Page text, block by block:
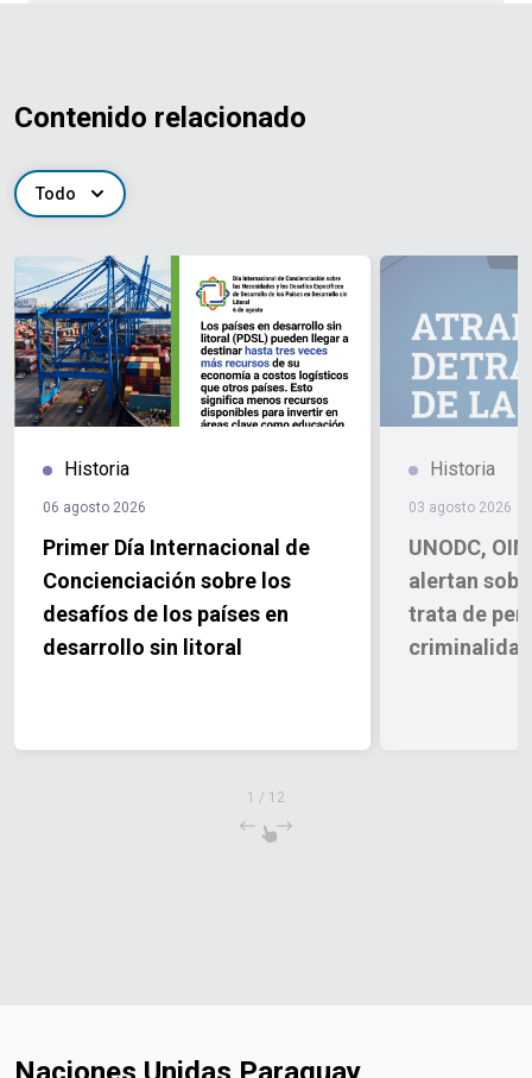
Contenido relacionado
Todo
Historia
06 agosto 2026
Primer Día Internacional de
Concienciación sobre los
desafíos de los países en
desarrollo sin litoral
Historia
03 agosto 2026
UNODC,
alertan
trata de
1 / 12